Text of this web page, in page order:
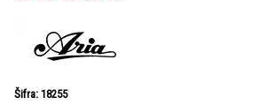
Šifra: 18255